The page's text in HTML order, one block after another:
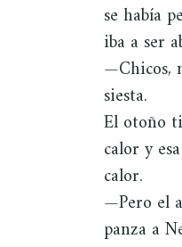
se había
iba a ser
—Chicos,
siesta.
El otoño
calor y
calor.
—Pero el
panza a